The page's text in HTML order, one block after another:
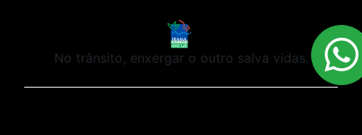
No trânsito, enxergar o outro salva vidas.